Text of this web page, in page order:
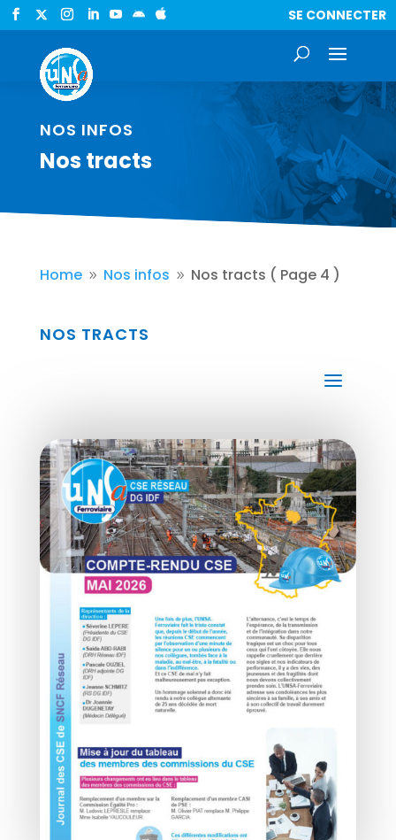
  SE CONNECTER
NOS INFOS
Nos tracts
Home 9 Nos infos 9 Nos tracts ( Page 4 )
NOS TRACTS